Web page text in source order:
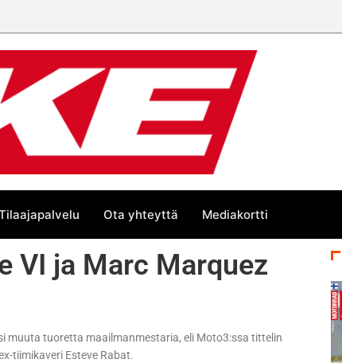
Ota yhteyttä Mediakortti
VI ja Marc Marquez
muuta tuoretta maailmanmestaria, eli Moto3:ssa tittelin
tiimikaveri Esteve Rabat.